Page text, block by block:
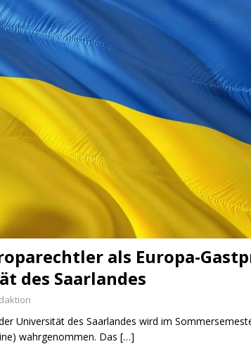
als Europa-
des Saarlandes
Universität des Saarlandes wird im
wahrgenommen. Das […]